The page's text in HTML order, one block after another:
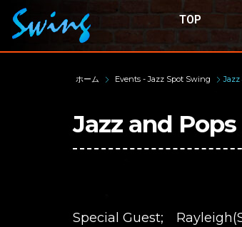
TOP
ホーム Events - Jazz Spot Swing
Jazz and
Special Guest;